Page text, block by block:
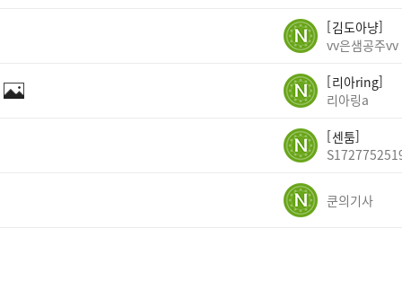
김도아냥
vv은샘공주vv
리아ring
리아링a
센툼
쿤의기사